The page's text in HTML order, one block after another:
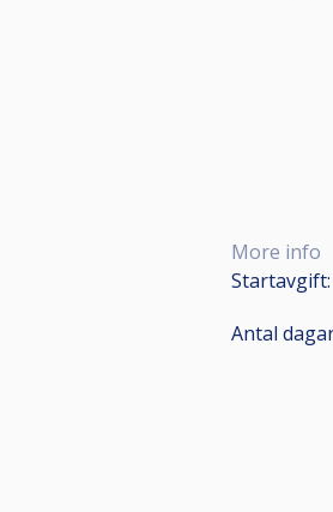
More info
Antal